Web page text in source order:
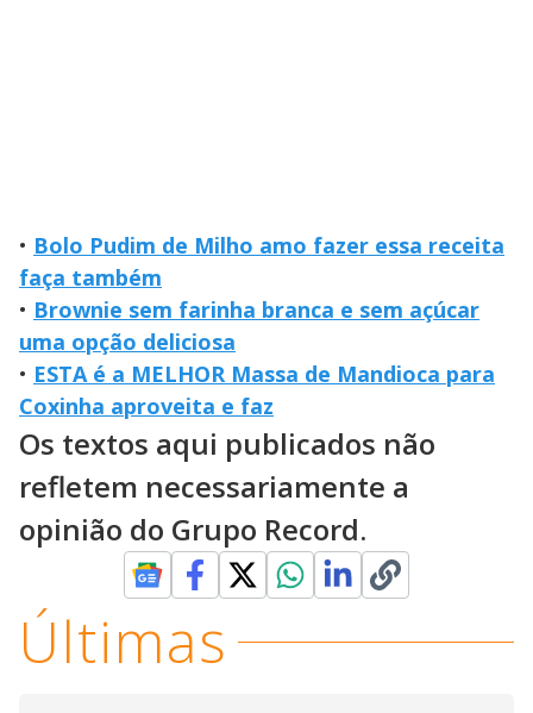
• Bolo Pudim de Milho amo fazer essa receita
faça também
• Brownie sem farinha branca e sem açúcar
uma opção deliciosa
• ESTA é a MELHOR Massa de Mandioca para
Coxinha aproveita e faz
Os textos aqui publicados não
refletem necessariamente a
opinião do Grupo Record.
Últimas